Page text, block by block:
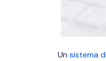
Un sistema